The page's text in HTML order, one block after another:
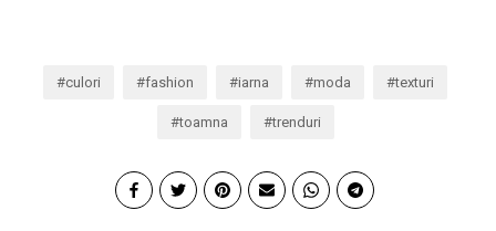
culori fashion iarna moda texturi
toamna trenduri